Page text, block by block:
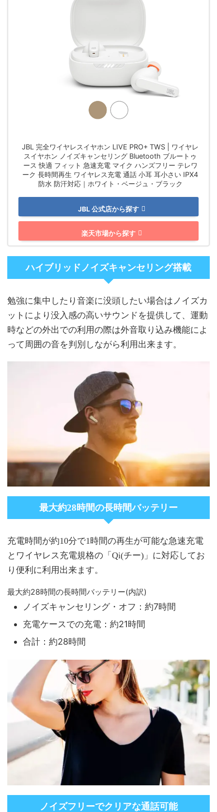
JBL 完全ワイヤレスイヤホン LIVE PRO+ TWS | ワイヤレ
スイヤホン ノイズキャンセリング Bluetooth ブルートゥ
ース 快適 フィット 急速充電 マイク ハンズフリー テレワ
ーク 長時間再生 ワイヤレス充電 通話 小耳 耳小さい IPX4
防水 防汗対応｜ホワイト・ベージュ・ブラック
JBL 公式店から探す
楽天市場から探す
ハイブリッドノイズキャンセリング搭載
勉強に集中したり音楽に没頭したい場合はノイズカ
ットにより没入感の高いサウンドを提供して、運動
時などの外出での利用の際は外音取り込み機能によ
って周囲の音を判別しながら利用出来ます。
最大約28時間の長時間バッテリー
充電時間が約10分で1時間の再生が可能な急速充電
とワイヤレス充電規格の「Qi(チー)」に対応してお
り便利に利用出来ます。
最大約28時間の長時間バッテリー(内訳)
ノイズキャンセリング・オフ：約7時間
充電ケースでの充電：約21時間
合計：約28時間
ノイズフリーでクリアな通話可能